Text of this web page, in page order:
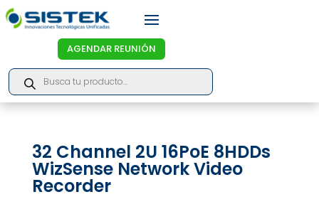
AGENDAR REUNIÓN
Products
search
32 Channel 2U 16PoE 8HDDs
WizSense Network Video
Recorder